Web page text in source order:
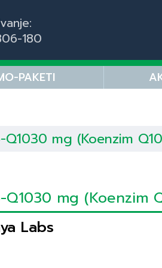
180
PAKETI
Q1030 mg (Koenzim
Q1030 mg (Koenzim
Labs